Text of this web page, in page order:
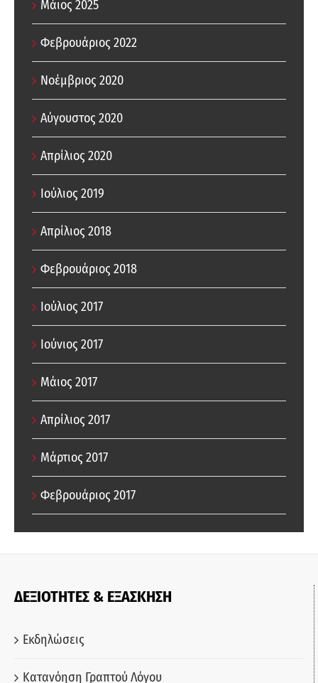
Μάιος 2025
Φεβρουάριος 2022
Νοέμβριος 2020
Αύγουστος 2020
Απρίλιος 2020
Ιούλιος 2019
Απρίλιος 2018
Φεβρουάριος 2018
Ιούλιος 2017
Ιούνιος 2017
Μάιος 2017
Απρίλιος 2017
Μάρτιος 2017
Φεβρουάριος 2017
ΔΕΞΙΟΤΗΤΕΣ & ΕΞΑΣΚΗΣΗ
Εκδηλώσεις
Κατανόηση Γραπτού Λόγου